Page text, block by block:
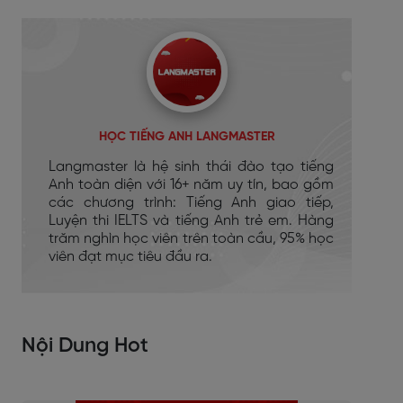
HỌC TIẾNG ANH LANGMASTER
Langmaster là hệ sinh thái đào tạo tiếng
Anh toàn diện với 16+ năm uy tín, bao gồm
các chương trình: Tiếng Anh giao tiếp,
Luyện thi IELTS và tiếng Anh trẻ em. Hàng
trăm nghìn học viên trên toàn cầu, 95% học
viên đạt mục tiêu đầu ra.
Nội Dung Hot